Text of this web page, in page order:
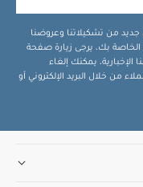
جديد من تشكيلاتنا وعروضنا
الخاصة بك، يرجى زيارة صفحة
الإخبارية، يمكنك إلغاء
من خلال البريد الإلكتروني أو